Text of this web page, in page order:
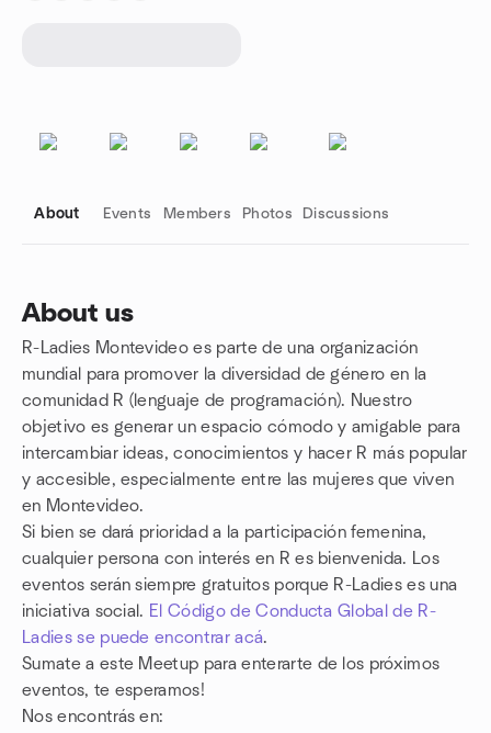
About Events Members Photos Discussions
About us
R-Ladies Montevideo es parte de una organización
mundial para promover la diversidad de género en la
comunidad R (lenguaje de programación). Nuestro
objetivo es generar un espacio cómodo y amigable para
intercambiar ideas, conocimientos y hacer R más popular
y accesible, especialmente entre las mujeres que viven
en Montevideo.
Si bien se dará prioridad a la participación femenina,
cualquier persona con interés en R es bienvenida. Los
eventos serán siempre gratuitos porque R-Ladies es una
iniciativa social. El Código de Conducta Global de R-
Ladies se puede encontrar acá.
Sumate a este Meetup para enterarte de los próximos
eventos, te esperamos!
Nos encontrás en:
Group links